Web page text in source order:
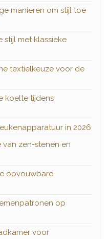
manieren om stijl toe
stijl met klassieke
textielkeuze voor de
koelte tijdens
in 2026
zen-stenen en
opvouwbare
op
voor